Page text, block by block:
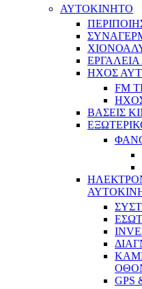
ΑΥΤΟΚΙΝΗΤΟ
ΗΧΟΣ
FM
ΒΑΣΕΙΣ
GPS